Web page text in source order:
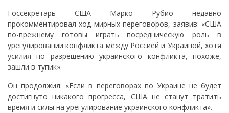
Госсекретарь США Марко Рубио недавно
прокомментировал ход мирных переговоров, заявив: «США
по-прежнему готовы играть посредническую роль в
урегулировании конфликта между Россией и Украиной, хотя
усилия по разрешению украинского конфликта, похоже,
зашли в тупик».
Он продолжил: «Если в переговорах по Украине не будет
достигнуто никакого прогресса, США не станут тратить
время и силы на урегулирование украинского конфликта».